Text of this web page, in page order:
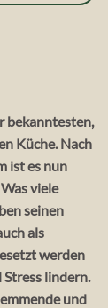
bekanntesten,
Küche. Nach
ist es nun
viele
seinen
als
werden
Stress lindern.
und